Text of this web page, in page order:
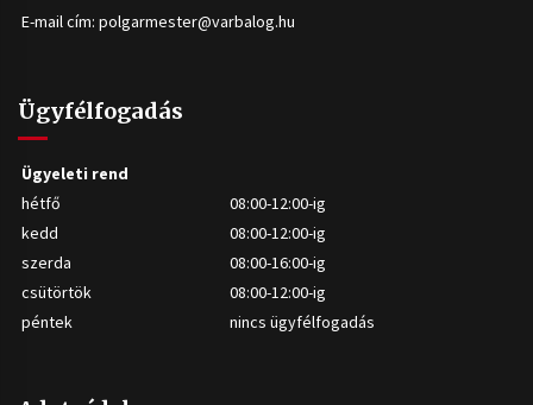
E-mail cím: polgarmester@varbalog.hu
Ügyfélfogadás
Ügyeleti rend
hétfő
08:00-12:00-ig
kedd
08:00-12:00-ig
szerda
08:00-16:00-ig
csütörtök
08:00-12:00-ig
péntek
nincs ügyfélfogadás